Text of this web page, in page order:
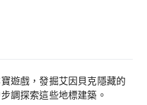
遊戲，發掘艾因貝克隱藏的
調探索這些地標建築。